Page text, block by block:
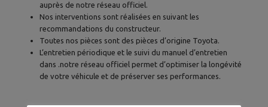
auprès de notre réseau officiel.
Nos interventions sont réalisées en suivant les
recommandations du constructeur.
Toutes nos pièces sont des pièces d’origine Toyota.
L’entretien périodique et le suivi du manuel d’entretien
dans .notre réseau officiel permet d’optimiser la longévité
de votre véhicule et de préserver ses performances.